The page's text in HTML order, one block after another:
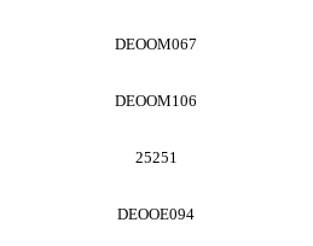
DEOOM067
DEOOM106
25251
DEOOE094